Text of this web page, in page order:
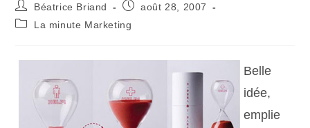
Béatrice Briand
août 28, 2007
La minute Marketing
Belle
idée,
emplie